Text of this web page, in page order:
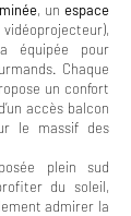
, unespace
équipée pour
Chaque
un confort
accès balcon
le massif des
plein sud
du soleil,
admirer la